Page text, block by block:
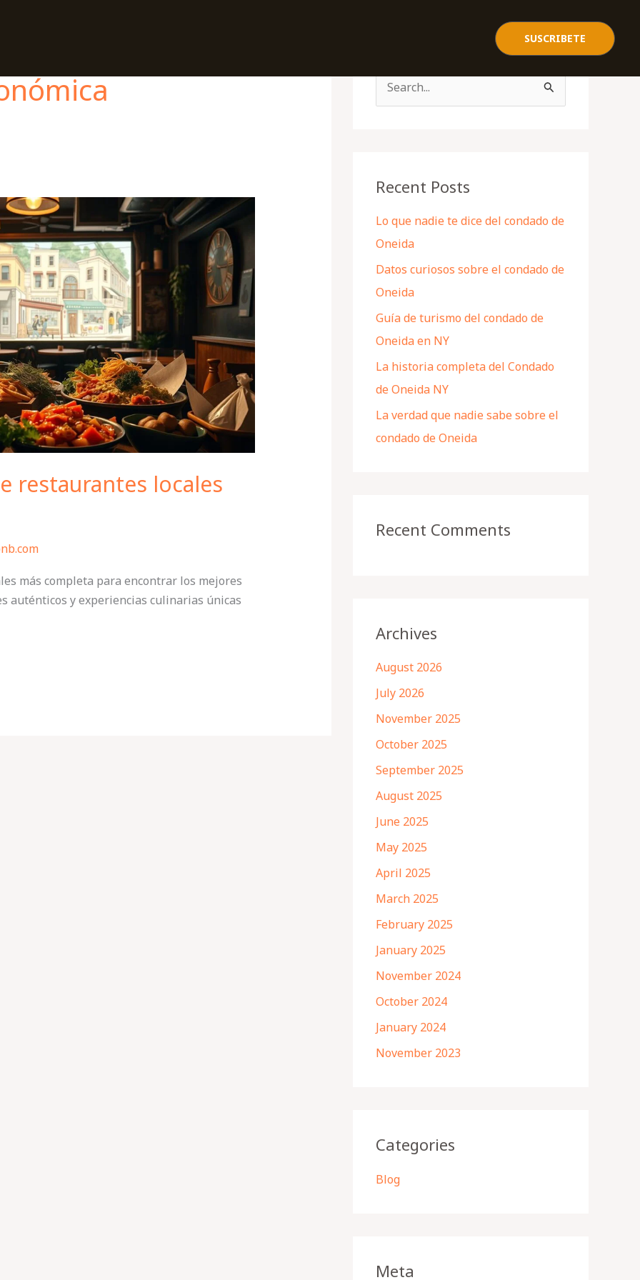
SUSCRIBETE
restaurantes locales
más completa para encontrar los mejores
auténticos y experiencias culinarias únicas
c
f
o
r
:
Recent Posts
Lo que nadie te dice del condado de
Oneida
Datos curiosos sobre el condado de
Oneida
Guía de turismo del condado de
Oneida en NY
La historia completa del Condado
de Oneida NY
La verdad que nadie sabe sobre el
condado de Oneida
Recent Comments
Archives
August 2026
July 2026
November 2025
October 2025
September 2025
August 2025
June 2025
May 2025
April 2025
March 2025
February 2025
January 2025
November 2024
October 2024
January 2024
November 2023
Categories
Blog
Meta